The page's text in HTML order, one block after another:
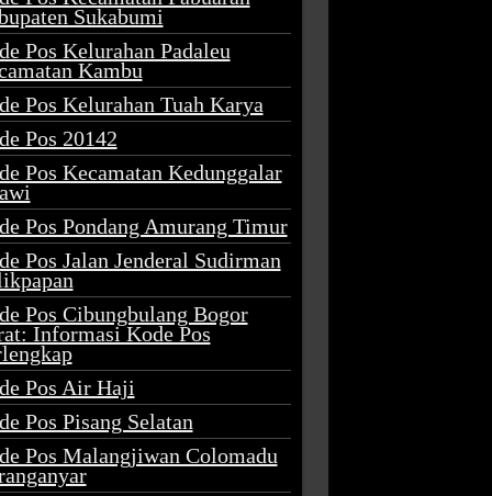
Sukabumi
Pos Kelurahan Padaleu
Kambu
Pos Kelurahan Tuah Karya
Pos 20142
Pos Kecamatan Kedunggalar
Pos Pondang Amurang Timur
Pos Jalan Jenderal Sudirman
Pos Cibungbulang Bogor
Informasi Kode Pos
Pos Air Haji
Pos Pisang Selatan
Pos Malangjiwan Colomadu